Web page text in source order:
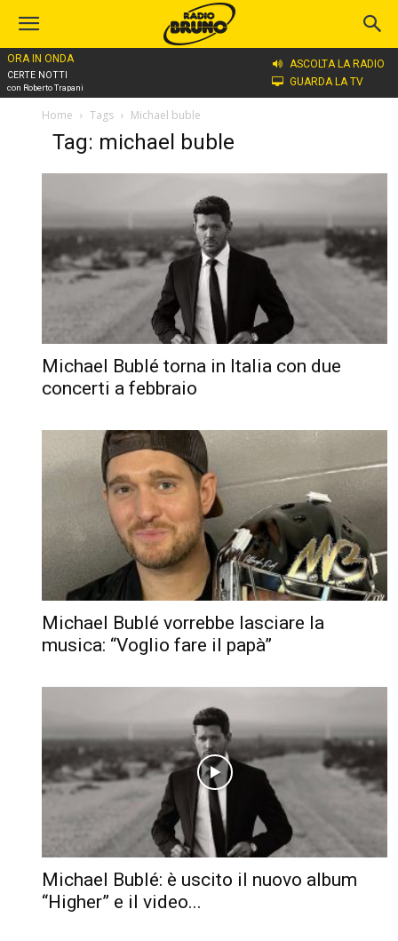
ORA IN ONDA
CERTE NOTTI
con Roberto Trapani
ASCOLTA LA RADIO
GUARDA LA TV
Home Tags Michael buble
Tag: michael buble
Michael Bublé torna in Italia con due
concerti a febbraio
Michael Bublé vorrebbe lasciare la
musica: “Voglio fare il papà”
Michael Bublé: è uscito il nuovo album
“Higher” e il video...